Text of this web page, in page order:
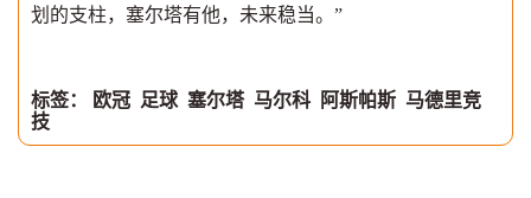
划的支柱，塞尔塔有他，未来稳当。”
标签： 欧冠 足球 塞尔塔 马尔科 阿斯帕斯 马德里竞
技